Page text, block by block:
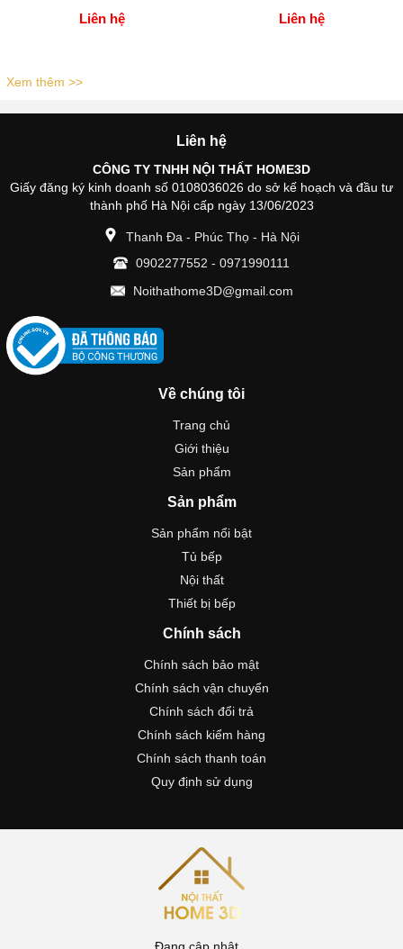
Liên hệ Liên hệ
Xem thêm >>
Liên hệ
CÔNG TY TNHH NỘI THẤT HOME3D
Giấy đăng ký kinh doanh số 0108036026 do sở kế hoạch và đầu tư
thành phố Hà Nội cấp ngày 13/06/2023
Thanh Đa - Phúc Thọ - Hà Nội
0902277552 - 0971990111
Noithathome3D@gmail.com
Về chúng tôi
Trang chủ
Giới thiệu
Sản phẩm
Sản phẩm
Sản phẩm nổi bật
Tủ bếp
Nội thất
Thiết bị bếp
Chính sách
Chính sách bảo mật
Chính sách vận chuyển
Chính sách đổi trả
Chính sách kiểm hàng
Chính sách thanh toán
Quy định sử dụng